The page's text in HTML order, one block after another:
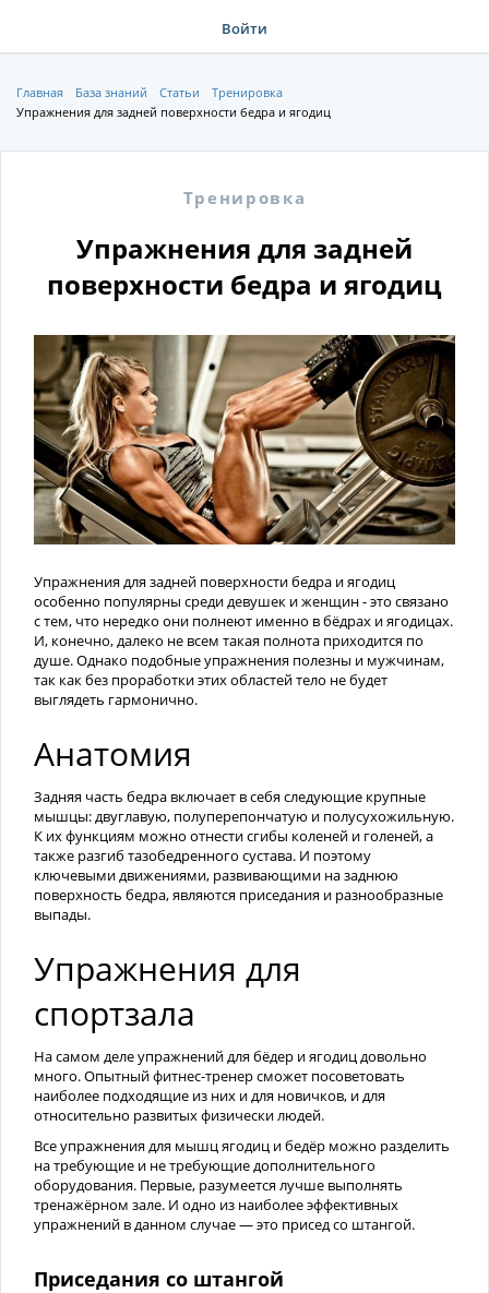
Войти
Главная База знаний Статьи
Тренировка
Упражнения для задней поверхности бедра и ягодиц
Тренировка
Упражнения для задней
поверхности бедра и ягодиц
Упражнения для задней поверхности бедра и ягодиц
особенно популярны среди девушек и женщин - это связано
с тем, что нередко они полнеют именно в бёдрах и ягодицах.
И, конечно, далеко не всем такая полнота приходится по
душе. Однако подобные упражнения полезны и мужчинам,
так как без проработки этих областей тело не будет
выглядеть гармонично.
Анатомия
Задняя часть бедра включает в себя следующие крупные
мышцы: двуглавую, полуперепончатую и полусухожильную.
К их функциям можно отнести сгибы коленей и голеней, а
также разгиб тазобедренного сустава. И поэтому
ключевыми движениями, развивающими на заднюю
поверхность бедра, являются приседания и разнообразные
выпады.
Упражнения для
спортзала
На самом деле упражнений для бёдер и ягодиц довольно
много. Опытный фитнес-тренер сможет посоветовать
наиболее подходящие из них и для новичков, и для
относительно развитых физически людей.
Все упражнения для мышц ягодиц и бедёр можно разделить
на требующие и не требующие дополнительного
оборудования. Первые, разумеется лучше выполнять
тренажёрном зале. И одно из наиболее эффективных
упражнений в данном случае — это присед со штангой.
Приседания со штангой